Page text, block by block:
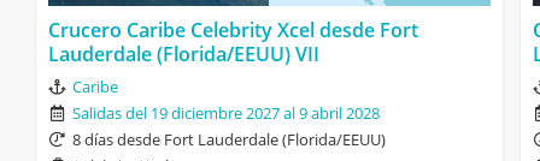
Crucero Caribe Celebrity Xcel desde Fort
Lauderdale (Florida/EEUU) VII
Caribe
Salidas del 19 diciembre 2027 al 9 abril 2028
8 días desde Fort Lauderdale (Florida/EEUU)